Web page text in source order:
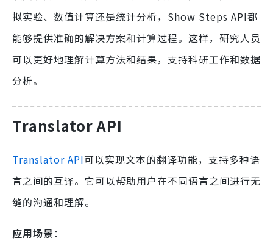
拟实验、数值计算还是统计分析，Show Steps API都
能够提供准确的解决方案和计算过程。这样，研究人员
可以更好地理解计算方法和结果，支持科研工作和数据
分析。
Translator API
Translator API可以实现文本的翻译功能，支持多种语
言之间的互译。它可以帮助用户在不同语言之间进行无
缝的沟通和理解。
应用场景：